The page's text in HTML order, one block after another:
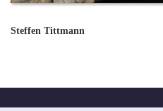
Steffen Tittmann